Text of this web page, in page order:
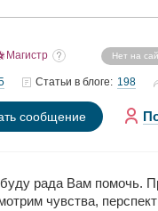
Магистр Нет на
Статьи в блоге: 198
сообщение
рада Вам помочь.
чувства,